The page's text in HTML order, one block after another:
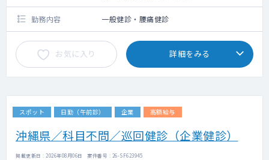
勤務内容 一般健診・腰痛健診
お気に入り 詳細をみる
スポット 日勤（午前診） 企業 高額給与
沖縄県／科目不問／巡回健診（企業健診）
掲載更新日 : 2026年08月06日 案件番号 : 26-SF623945